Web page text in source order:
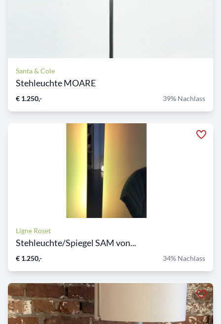
Santa & Cole
Stehleuchte MOARE
€ 1.250,- 39% Nachlass
Ligne Roset
Stehleuchte/Spiegel SAM von...
€ 1.250,- 34% Nachlass